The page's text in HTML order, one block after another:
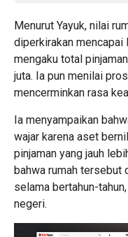
Menurut Yayuk, nilai
diperkirakan mencapai
mengaku total
juta. Ia pun menilai
mencerminkan rasa
Ia menyampaikan
wajar karena aset
pinjaman yang jauh
bahwa rumah tersebut
selama bertahun-
negeri.